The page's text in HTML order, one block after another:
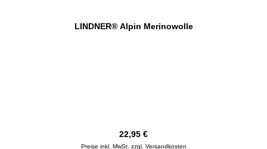
LINDNER® Alpin Merinowolle
Regulärer Preis:
22,95 €
Preise inkl. MwSt. zzgl. Versandkosten